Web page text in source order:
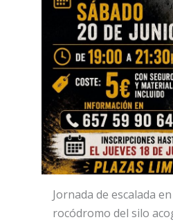
Jornada de escalada
rocódromo del silo